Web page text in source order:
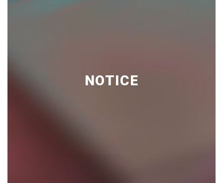
NOTICE